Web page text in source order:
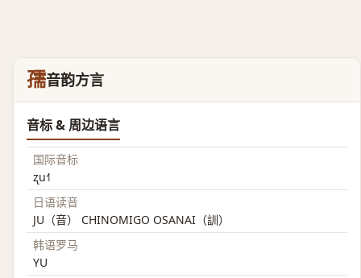
孺音韵方言
音标 & 周边语言
国际音标
ʐu˧˥
日语读音
JU（音） CHINOMIGO OSANAI（訓）
韩语罗马
YU